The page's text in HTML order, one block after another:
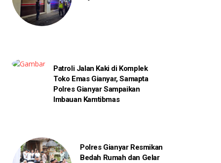
Patroli Jalan Kaki di Komplek
Toko Emas Gianyar, Samapta
Polres Gianyar Sampaikan
Imbauan Kamtibmas
Polres Gianyar Resmikan
Bedah Rumah dan Gelar